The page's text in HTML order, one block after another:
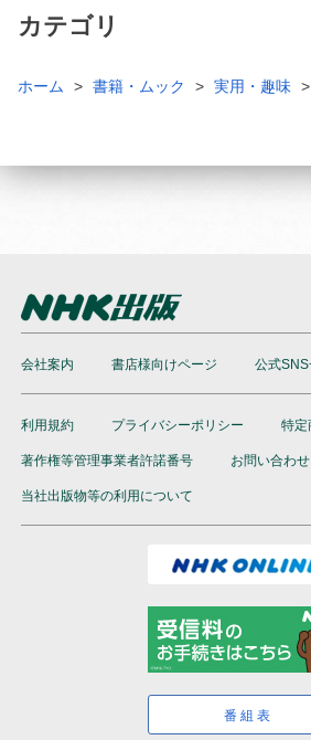
カテゴリ
ホーム 書籍・ムック 実用・趣味
会社案内 書店様向けページ 公式
利用規約 プライバシーポリシー 特定
著作権等管理事業者許諾番号 お問い合わせ
当社出版物等の利用について
番組表